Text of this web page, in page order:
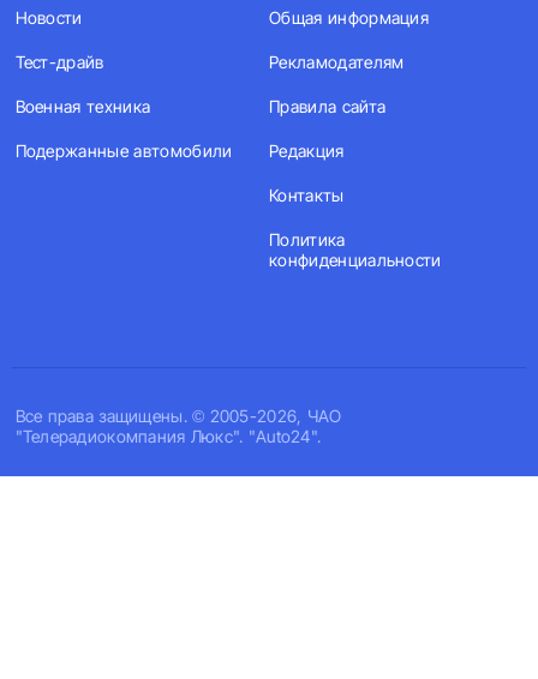
Все права защищены. © 2005-2026, ЧАО
"Телерадиокомпания Люкс". "Auto24".
Новости
Тест-драйв
Военная техника
Подержанные автомобили
Общая информация
Рекламодателям
Правила сайта
Редакция
Контакты
Политика
конфиденциальности